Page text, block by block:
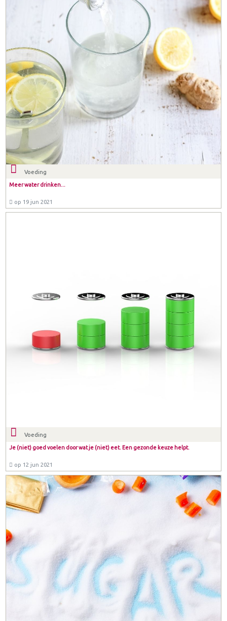
Voeding
Meer water drinken...
op 19 jun 2021
Voeding
Je (niet) goed voelen door wat je (niet) eet. Een gezonde keuze helpt.
op 12 jun 2021